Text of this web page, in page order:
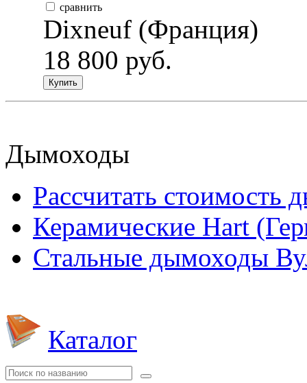
сравнить
Dixneuf (Франция)
18 800 руб.
Купить
Дымоходы
Рассчитать стоимость
Керамические Hart
Стальные дымоходы
Каталог